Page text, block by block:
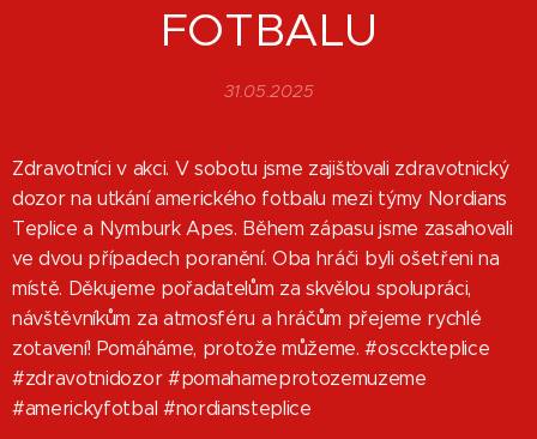
FOTBALU
31.05.2025
Zdravotníci v akci. V sobotu jsme zajišťovali zdravotnický
dozor na utkání amerického fotbalu mezi týmy Nordians
Teplice a Nymburk Apes. Během zápasu jsme zasahovali
ve dvou případech poranění. Oba hráči byli ošetřeni na
místě. Děkujeme pořadatelům za skvělou spolupráci,
návštěvníkům za atmosféru a hráčům přejeme rychlé
zotavení! Pomáháme, protože můžeme. #oscckteplice
#zdravotnidozor #pomahameprotozemuzeme
#americkyfotbal #nordiansteplice